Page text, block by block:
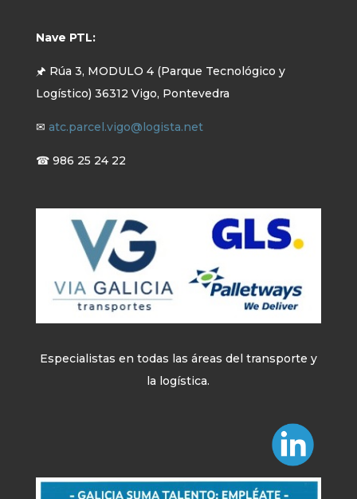
Nave PTL:
🖈 Rúa 3, MODULO 4 (Parque Tecnológico y
Logístico) 36312 Vigo, Pontevedra
✉ atc.parcel.vigo@logista.net
☎ 986 25 24 22
Especialistas en todas las áreas del transporte y
la logística.